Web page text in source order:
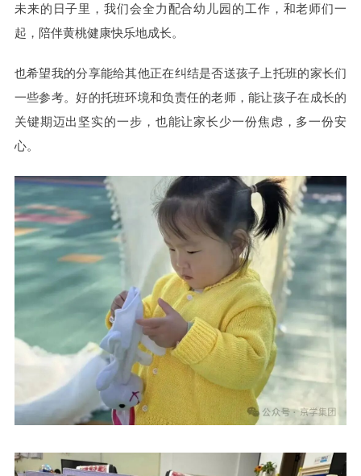
未来的日子里，我们会全力配合幼儿园的工作，和老师们一
起，陪伴黄桃健康快乐地成长。
也希望我的分享能给其他正在纠结是否送孩子上托班的家长们
一些参考。好的托班环境和负责任的老师，能让孩子在成长的
关键期迈出坚实的一步，也能让家长少一份焦虑，多一份安
心。